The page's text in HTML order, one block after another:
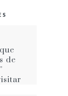
de